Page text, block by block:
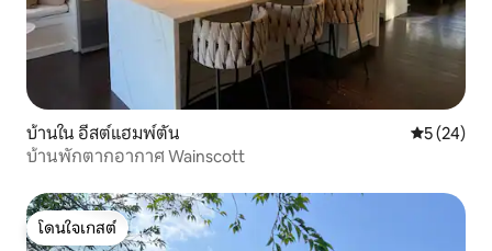
บ้านใน อีสต์แฮมพ์ตัน คะแนนเฉลี่
5 (24)
บ้านพักตากอากาศ Wainscott
โดนใจเกสต์
โดนใจเกสต์